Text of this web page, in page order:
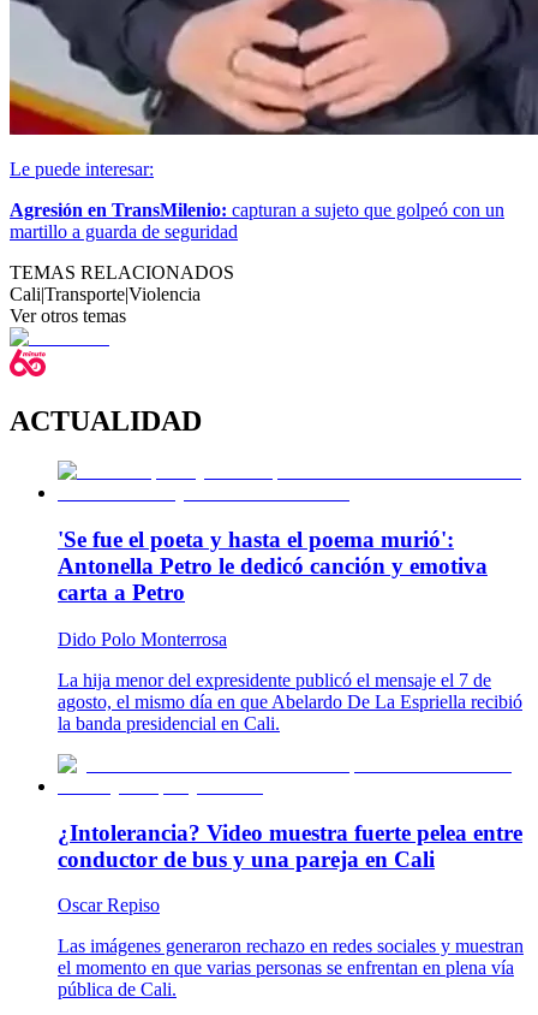
Le puede interesar:
Agresión en TransMilenio: capturan a sujeto que golpeó con un
martillo a guarda de seguridad
TEMAS RELACIONADOS
Cali|Transporte|Violencia
Ver otros temas
ACTUALIDAD
'Se fue el poeta y hasta el poema murió':
Antonella Petro le dedicó canción y emotiva
carta a Petro
Dido Polo Monterrosa
La hija menor del expresidente publicó el mensaje el 7 de
agosto, el mismo día en que Abelardo De La Espriella recibió
la banda presidencial en Cali.
¿Intolerancia? Video muestra fuerte pelea entre
conductor de bus y una pareja en Cali
Oscar Repiso
Las imágenes generaron rechazo en redes sociales y muestran
el momento en que varias personas se enfrentan en plena vía
pública de Cali.